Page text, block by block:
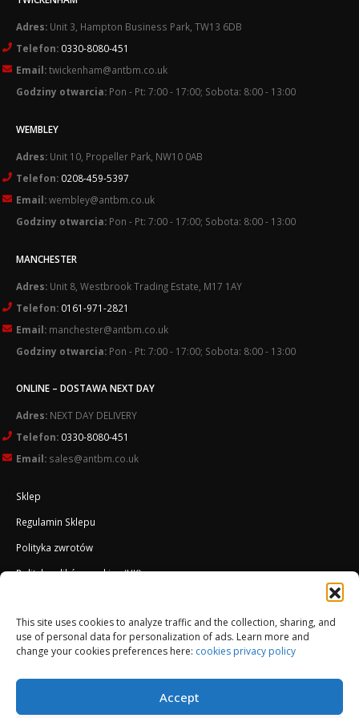
This site uses cookies to analyze traffic and the collection, sharing, and
use of personal data for personalization of ads. Learn more and
change your cookies preferences here: cookies privacy policy
Accept
Adres: Unit 3, Hampton Business Park, TW13 6DB
Telefon: 0330-8080-451
Email:twickenham@antbm.co.uk
Godziny otwarcia: Pon - Pt: 7:00 - 17:00; Sobota: 8:00 - 13:00
WEMBLEY
Adres: Unit 10, Propeller Park, NW10 0AB
Telefon: 0208-459-5397
Email:wembley@antbm.co.uk
Godziny otwarcia: Pon - Pt: 7:00 - 17:00; Sobota: 8:00 - 13:00
MANCHESTER
Adres: Unit 8, Westbrook Trading Estate, M17 1AY
Telefon: 0161-971-2821
Email: manchester@antbm.co.uk
Godziny otwarcia: Pon - Pt: 7:00 - 17:00; Sobota: 8:00 - 13:00
ONLINE – DOSTAWA NEXT DAY
Adres: NEXT DAY DELIVERY
Telefon: 0330-8080-451
Email: sales@antbm.co.uk
Sklep
Regulamin Sklepu
Polityka zwrotów
Polityka plików cookies (UK)
Docieplenie EWI ETICS